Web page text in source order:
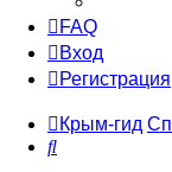
FAQ
Вход
Регистрация
Крым-гид
Поиск